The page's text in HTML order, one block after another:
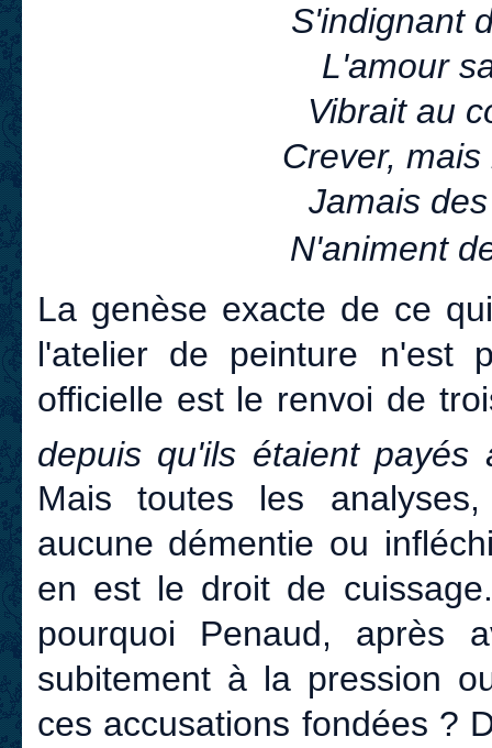
S'indignant
L'amour
Vibrait au
Crever,
Jamais
N'animent
La genèse exacte de ce
l'atelier de peinture n'est
officielle est le renvoi de
depuis qu'ils étaient payés
Mais toutes les
aucune démentie ou
en est le droit de
pourquoi Penaud, après
subitement à la pression
ces accusations fondées ?